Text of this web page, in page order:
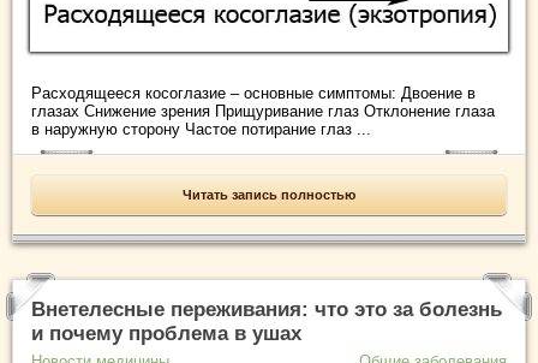
Расходящееся косоглазие – основные симптомы: Двоение в
глазах Снижение зрения Прищуривание глаз Отклонение глаза
в наружную сторону Частое потирание глаз ...
Читать запись полностью
Внетелесные переживания: что это за болезнь
и почему проблема в ушах